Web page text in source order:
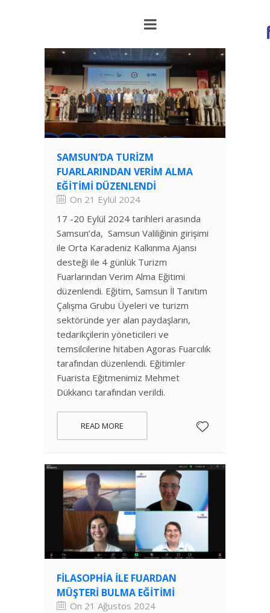
SAMSUN’DA TURIZM
FUARLARINDAN VERIM ALMA
EĞITIMI DÜZENLENDI
On 21 Eylül 2024
17 -20 Eylül 2024 tarihleri arasında
Samsun’da, Samsun Valiliğinin girişimi
ile Orta Karadeniz Kalkınma Ajansı
desteği ile 4 günlük Turizm
Fuarlarından Verim Alma Eğitimi
düzenlendi. Eğitim, Samsun İl Tanıtım
Çalışma Grubu Üyeleri ve turizm
sektöründe yer alan paydaşların,
tedarikçilerin yöneticileri ve
temsilcilerine hitaben Agoras Fuarcılık
tarafından düzenlendi. Eğitimler
Fuarista Eğitmenimiz Mehmet
Dükkancı tarafından verildi.
READ MORE
FILASOPHIA ILE FUARDAN
MÜŞTERI BULMA EĞITIMI
On 21 Ağustos 2024